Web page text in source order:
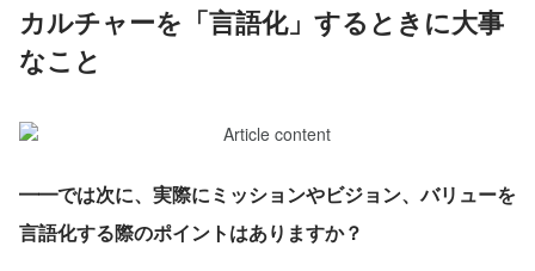
カルチャーを「言語化」するときに大事
なこと
━━では次に、実際にミッションやビジョン、バリューを
言語化する際のポイントはありますか？